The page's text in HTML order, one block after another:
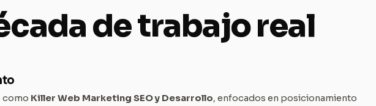
de trabajo real
como Killer Web Marketing SEO y Desarrollo, enfocados en posicionamiento